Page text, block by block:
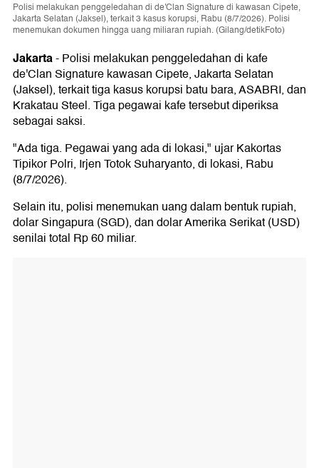
Polisi melakukan penggeledahan di de'Clan Signature di kawasan Cipete,
Jakarta Selatan (Jaksel), terkait 3 kasus korupsi, Rabu (8/7/2026). Polisi
menemukan dokumen hingga uang miliaran rupiah. (Gilang/detikFoto)
Jakarta-Polisi melakukan penggeledahan di kafe
de'Clan Signature kawasan Cipete, Jakarta Selatan
(Jaksel), terkait tiga kasus korupsi batu bara, ASABRI, dan
Krakatau Steel. Tiga pegawai kafe tersebut diperiksa
sebagai saksi.
"Ada tiga. Pegawai yang ada di lokasi," ujar Kakortas
Tipikor Polri, Irjen Totok Suharyanto, di lokasi, Rabu
(8/7/2026).
Selain itu, polisi menemukan uang dalam bentuk rupiah,
dolar Singapura (SGD), dan dolar Amerika Serikat (USD)
senilai total Rp 60 miliar.